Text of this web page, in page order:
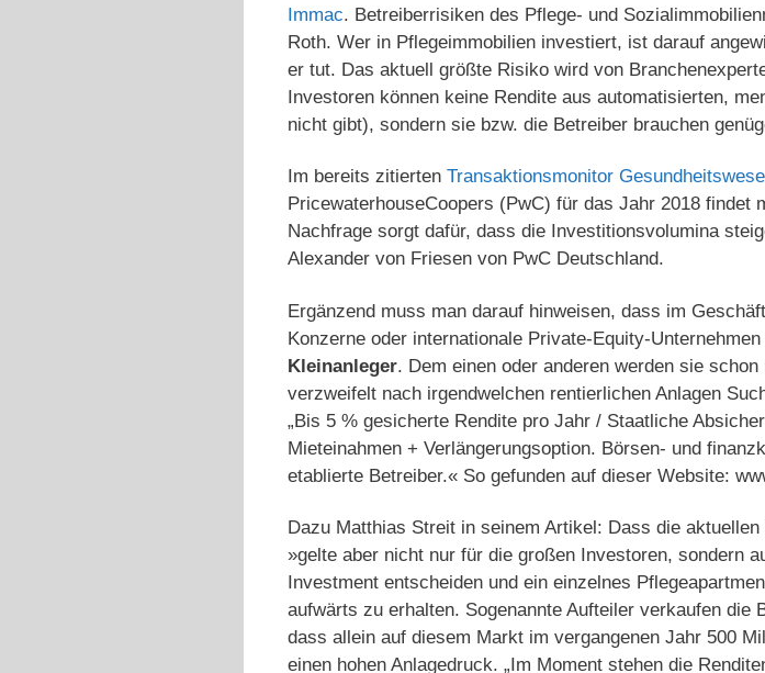
Immac. Betreiberrisiken des Pflege- und
Roth. Wer in Pflegeimmobilien investiert, ist darauf
er tut. Das aktuell größte Risiko wird von
Investoren können keine Rendite aus automatisierten,
nicht gibt), sondern sie bzw. die Betreiber brauchen
Im bereits zitierten Transaktionsmonitor
PricewaterhouseCoopers (PwC) für das Jahr 2018 findet
Nachfrage sorgt dafür, dass die Investitionsvolumina
Alexander von Friesen von PwC Deutschland.
Ergänzend muss man darauf hinweisen, dass im
Konzerne oder internationale Private-Equity-
Kleinanleger. Dem einen oder anderen werden sie
verzweifelt nach irgendwelchen rentierlichen Anlagen
„Bis 5 % gesicherte Rendite pro Jahr / Staatliche
Mieteinahmen + Verlängerungsoption. Börsen- und
etablierte Betreiber.« So gefunden auf dieser Website:
Dazu Matthias Streit in seinem Artikel: Dass die
»gelte aber nicht nur für die großen Investoren, sondern
Investment entscheiden und ein einzelnes
aufwärts zu erhalten. Sogenannte Aufteiler verkaufen die
dass allein auf diesem Markt im vergangenen Jahr 500
einen hohen Anlagedruck. „Im Moment stehen die